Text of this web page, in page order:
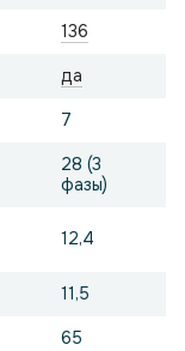
136
да
7
28 (3
фазы)
12,4
11,5
65